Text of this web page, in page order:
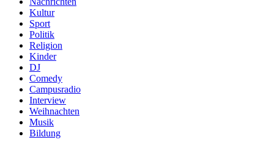
Kultur
Sport
Politik
Religion
Kinder
DJ
Comedy
Campusradio
Interview
Weihnachten
Musik
Bildung